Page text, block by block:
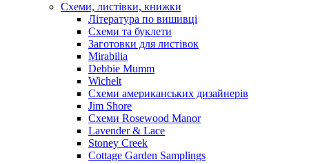
Схеми, листівки, книжки
Література по вишивці
Схеми та буклети
Заготовки для листівок
Mirabilia
Debbie Mumm
Wichelt
Схеми американських дизайнерів
Jim Shore
Cхеми Rosewood Manor
Lavender & Lace
Stoney Creek
Cottage Garden Samplings